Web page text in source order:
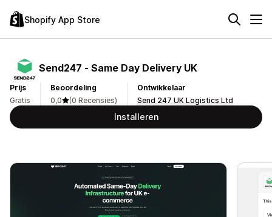
Shopify App Store
Send247 ‑ Same Day Delivery UK
Prijs
Gratis
Beoordeling
0,0
(0 Recensies)
Ontwikkelaar
Send 247 UK Logistics Ltd
Installeren